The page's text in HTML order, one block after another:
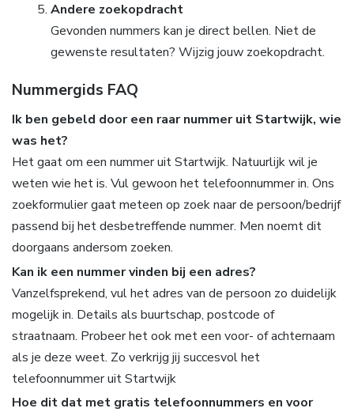
Andere zoekopdracht
Gevonden nummers kan je direct bellen. Niet de
gewenste resultaten? Wijzig jouw zoekopdracht.
Nummergids FAQ
Ik ben gebeld door een raar nummer uit Startwijk, wie
was het?
Het gaat om een nummer uit Startwijk. Natuurlijk wil je
weten wie het is. Vul gewoon het telefoonnummer in. Ons
zoekformulier gaat meteen op zoek naar de persoon/bedrijf
passend bij het desbetreffende nummer. Men noemt dit
doorgaans andersom zoeken.
Kan ik een nummer vinden bij een adres?
Vanzelfsprekend, vul het adres van de persoon zo duidelijk
mogelijk in. Details als buurtschap, postcode of
straatnaam. Probeer het ook met een voor- of achternaam
als je deze weet. Zo verkrijg jij succesvol het
telefoonnummer uit Startwijk
Hoe dit dat met gratis telefoonnummers en voor